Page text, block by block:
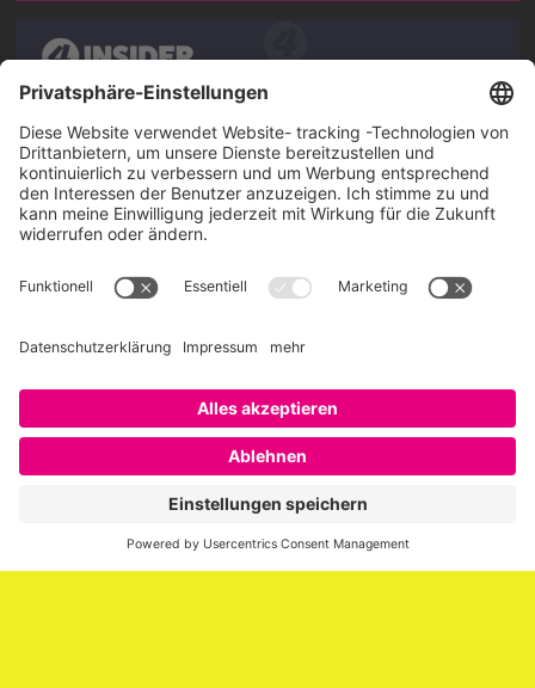
Über SAATKORN
SAATKORN ist der Blog von Gero Hesse. Seit 2009 schreibt
er über die Themen Employer Branding,